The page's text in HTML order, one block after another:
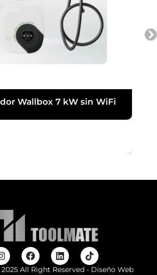
Wallbox 7 kW sin WiFi
All Right Reserved - Diseño Web